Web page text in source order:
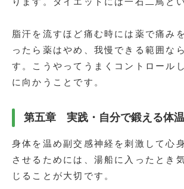
脂汗を流すほど痛む時には薬で痛み
ったら薬はやめ、我慢できる範囲な
す。こうやってうまくコントロール
に向かうことです。
第五章 実践・自分で鍛える体
身体を温め副交感神経を刺激して心
させるためには、湯船に入ったとき
じることが大切です。